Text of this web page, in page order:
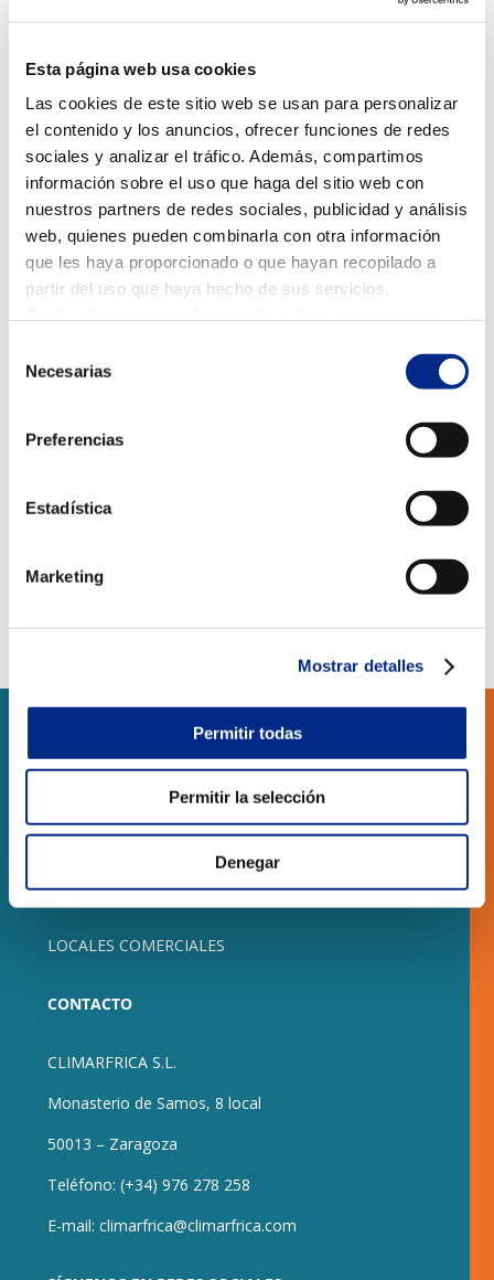
Esta página web usa cookies
Las cookies de este sitio web se usan para personalizar
el contenido y los anuncios, ofrecer funciones de redes
sociales y analizar el tráfico. Además, compartimos
información sobre el uso que haga del sitio web con
nuestros partners de redes sociales, publicidad y análisis
web, quienes pueden combinarla con otra información
que les haya proporcionado o que hayan recopilado a
partir del uso que haya hecho de sus servicios.
Necesarias
Preferencias
Estadística
Marketing
Mostrar detalles
Permitir todas
Permitir la selección
Denegar
vez viene dominada por la conectividad inteligente. De
usuario pueda controlar desde su smartphone toda la
climatización de su hogar.
Además, los nuevos filtros antiparticulas favorecen
una circulación de aire más puro y libre de
microorganismos, generando unas condiciones ideales
para obtener la mejor calidad del aire de su hogar. A
esto se suma un gran trabajo de diseño para mejorar
la belleza estética de sus aparatos, que ahora también
incorporan el cristal como materia prima para rematar
sus acabados.
SERVICIOS
RESIDENCIAL
OBRA NUEVA
LOCALES COMERCIALES
CONTACTO
CLIMARFRICA S.L.
Monasterio de Samos, 8 local
50013 – Zaragoza
Teléfono: (+34) 976 278 258
E-mail: climarfrica@climarfrica.com